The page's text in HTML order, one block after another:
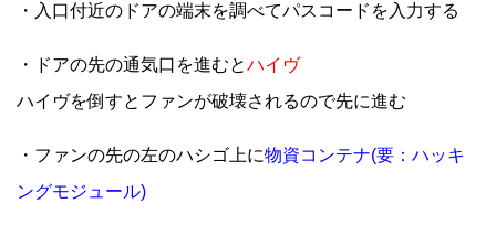
・入口付近のドアの端末を調べてパスコードを入力する
・ドアの先の通気口を進むとハイヴ
ハイヴを倒すとファンが破壊されるので先に進む
・ファンの先の左のハシゴ上に物資コンテナ(要：ハッキ
ングモジュール)